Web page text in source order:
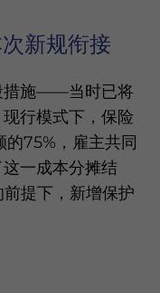
新规衔接
措施——当时已将
行模式下，保险
的75%，雇主共同
一成本分摊结
提下，新增保护